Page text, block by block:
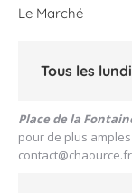
Le Marché
Tous les
Place de la
pour de plus
contact@chaource.fr